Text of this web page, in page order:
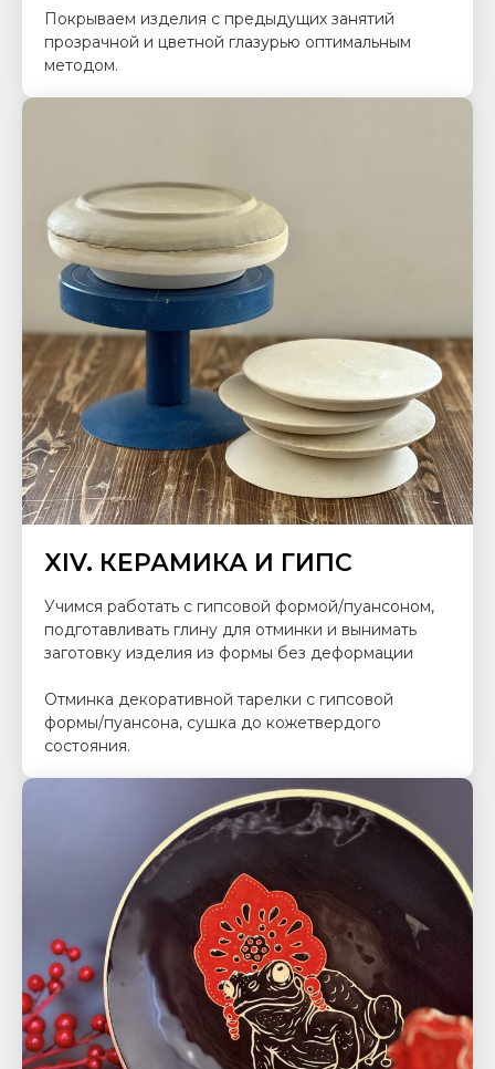
Покрываем изделия с предыдущих занятий
прозрачной и цветной глазурью оптимальным
методом.
XIV. КЕРАМИКА И ГИПС
Учимся работать с гипсовой формой/пуансоном,
подготавливать глину для отминки и вынимать
заготовку изделия из формы без деформации
Отминка декоративной тарелки с гипсовой
формы/пуансона, сушка до кожетвердого
состояния.